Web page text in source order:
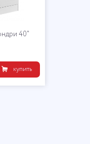
40"
купить